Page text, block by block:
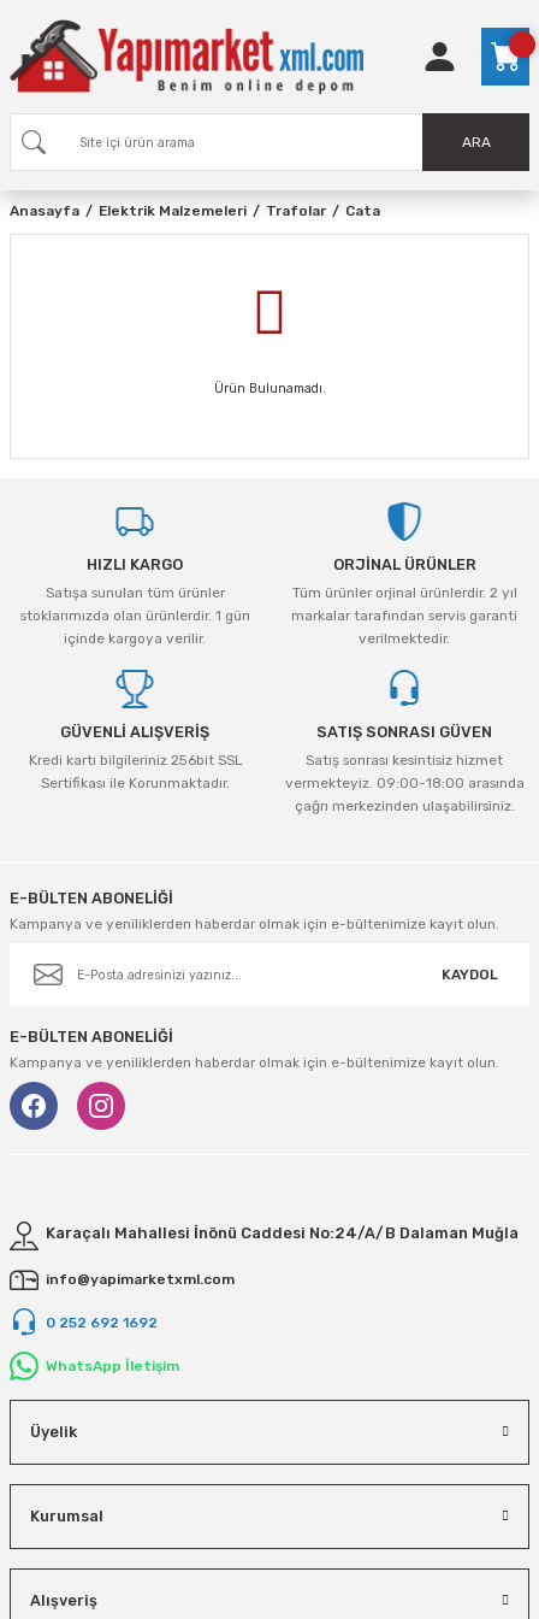
ARA
Anasayfa Elektrik Malzemeleri Trafolar Cata
Ürün Bulunamadı.
HIZLI KARGO
Satışa sunulan tüm ürünler
stoklarımızda olan ürünlerdir. 1 gün
içinde kargoya verilir.
ORJİNAL ÜRÜNLER
Tüm ürünler orjinal ürünlerdir. 2 yıl
markalar tarafından servis garanti
verilmektedir.
GÜVENLİ ALIŞVERİŞ
Kredi kartı bilgileriniz 256bit SSL
Sertifikası ile Korunmaktadır.
SATIŞ SONRASI GÜVEN
Satış sonrası kesintisiz hizmet
vermekteyiz. 09:00-18:00 arasında
çağrı merkezinden ulaşabilirsiniz.
E-BÜLTEN ABONELİĞİ
Kampanya ve yeniliklerden haberdar olmak için e-bültenimize kayıt olun.
KAYDOL
E-BÜLTEN ABONELİĞİ
Kampanya ve yeniliklerden haberdar olmak için e-bültenimize kayıt olun.
Karaçalı Mahallesi İnönü Caddesi No:24/A/B Dalaman Muğla
info@yapimarketxml.com
0 252 692 1692
WhatsApp İletişim
Üyelik
Kurumsal
Alışveriş